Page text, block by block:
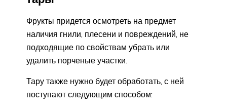
Фрукты придется осмотреть на предмет
наличия гнили, плесени и повреждений, не
подходящие по свойствам убрать или
удалить порченые участки.
Тару также нужно будет обработать, с ней
поступают следующим способом: